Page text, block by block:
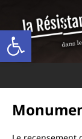
Ouvrir la barre d’outils